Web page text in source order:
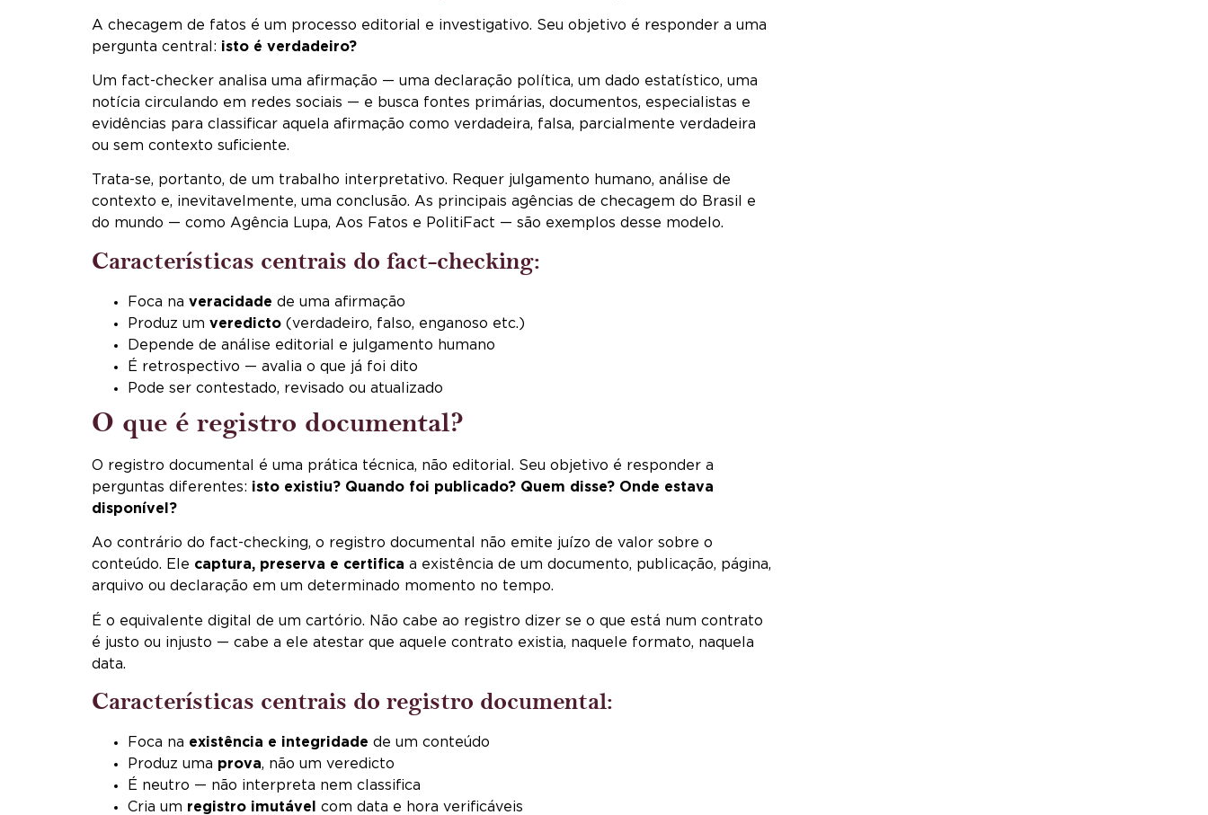
A checagem de fatos é um processo editorial e investigativo. Seu objetivo é responder a uma
pergunta central: isto é verdadeiro?
Um fact-checker analisa uma afirmação — uma declaração política, um dado estatístico, uma
notícia circulando em redes sociais — e busca fontes primárias, documentos, especialistas e
evidências para classificar aquela afirmação como verdadeira, falsa, parcialmente verdadeira
ou sem contexto suficiente.
Trata-se, portanto, de um trabalho interpretativo. Requer julgamento humano, análise de
contexto e, inevitavelmente, uma conclusão. As principais agências de checagem do Brasil e
do mundo — como Agência Lupa, Aos Fatos e PolitiFact — são exemplos desse modelo.
Características centrais do fact-checking:
Foca na veracidade de uma afirmação
Produz um veredicto (verdadeiro, falso, enganoso etc.)
Depende de análise editorial e julgamento humano
É retrospectivo — avalia o que já foi dito
Pode ser contestado, revisado ou atualizado
O que é registro documental?
O registro documental é uma prática técnica, não editorial. Seu objetivo é responder a
perguntas diferentes: isto existiu? Quando foi publicado? Quem disse? Onde estava
disponível?
Ao contrário do fact-checking, o registro documental não emite juízo de valor sobre o
conteúdo. Ele captura, preserva e certifica a existência de um documento, publicação, página,
arquivo ou declaração em um determinado momento no tempo.
É o equivalente digital de um cartório. Não cabe ao registro dizer se o que está num contrato
é justo ou injusto — cabe a ele atestar que aquele contrato existia, naquele formato, naquela
data.
Características centrais do registro documental:
Foca na existência e integridade de um conteúdo
Produz uma prova, não um veredicto
É neutro — não interpreta nem classifica
Cria um registro imutável
com data e hora verificáveis